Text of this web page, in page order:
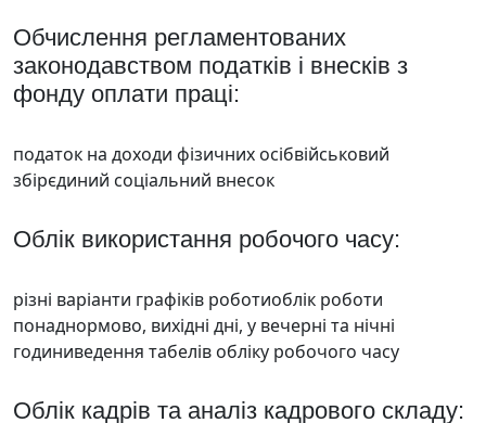
Обчислення регламентованих
законодавством податків і внесків з
фонду оплати праці:
податок на доходи фізичних осібвійськовий
збірєдиний соціальний внесок
Облік використання робочого часу:
різні варіанти графіків роботиоблік роботи
понаднормово, вихідні дні, у вечерні та нічні
годиниведення табелів обліку робочого часу
Облік кадрів та аналіз кадрового складу: